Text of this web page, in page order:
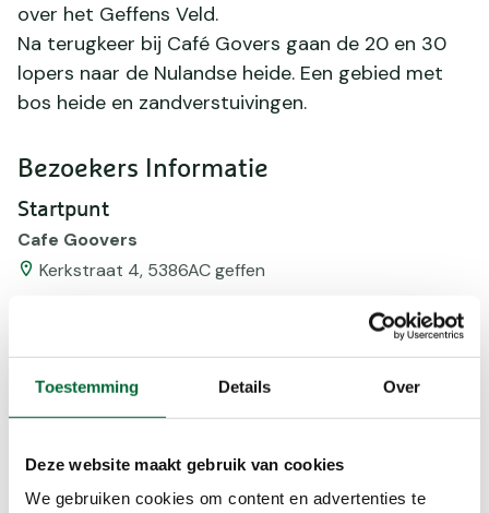
Toestemming Details Over
Deze website maakt gebruik van cookies
We gebruiken cookies om content en advertenties te
over het Geffens Veld.
Na terugkeer bij Café Govers gaan de 20 en 30
lopers naar de Nulandse heide. Een gebied met
bos heide en zandverstuivingen.
Bezoekers Informatie
Startpunt
Cafe Goovers
Kerkstraat 4, 5386AC geffen
www.deossemaaskant.nl
emailwsvdeossemaaskant@hotmail.com
Telefoonnummer